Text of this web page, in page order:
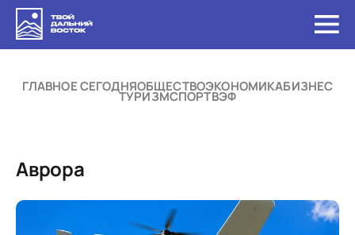
ГЛАВНОЕ СЕГОДНЯОБЩЕСТВОЭКОНОМИКАБИЗНЕС
ТУРИЗМСПОРТВЭФ
Аврора